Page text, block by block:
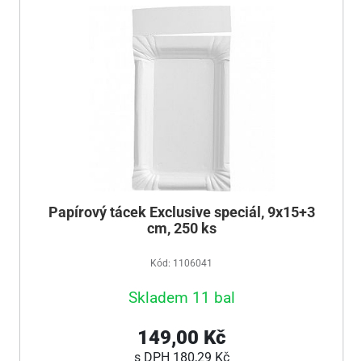
Papírový tácek Exclusive speciál, 9x15+3
cm, 250 ks
Kód: 1106041
Skladem 11 bal
149,00 Kč
s DPH 180,29 Kč